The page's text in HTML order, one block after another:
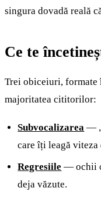
singura dovadă reală
Ce te
Trei obiceiuri, formate
majoritatea cititorilor:
Subvocalizarea —
care îți leagă
Regresiile — ochii
deja văzute.